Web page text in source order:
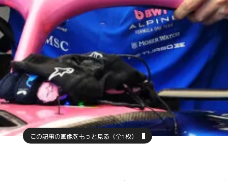
この記事の画像をもっと見る（全1枚）